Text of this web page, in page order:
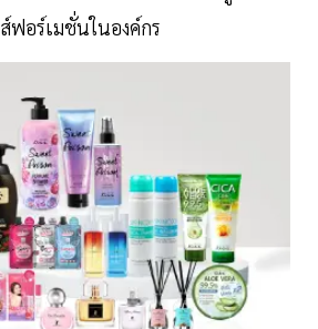
ฟอร์เมชั่นในองค์กร